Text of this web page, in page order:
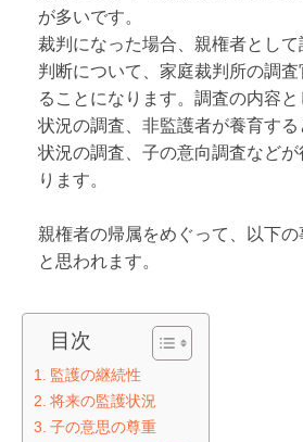
が多いです。
裁判になった場合、親権者とし
判断について、家庭裁判所の調
ることになります。調査の内容
状況の調査、非監護者が養育す
状況の調査、子の意向調査など
ります。
親権者の帰属をめぐって、以下
と思われます。
目次
監護の継続性
将来の監護状況
子の意思の尊重